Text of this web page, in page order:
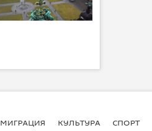
МИГРАЦИЯ КУЛЬТУРА СПОРТ